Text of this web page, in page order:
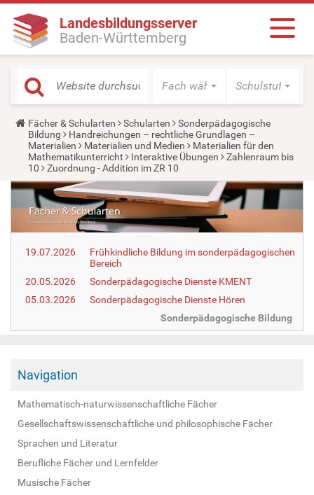
Landesbildungsserver
Baden-Württemberg
Fach wählen Schulstufe
Y
o
u
a
r
e
h
r
e
:
Fächer & Schularten Schularten
Sonderpädagogische
Bildung
Handreichungen – rechtliche Grundlagen –
Materialien
Materialien und Medien
Materialien für den
Mathematikunterricht
Interaktive Übungen
Zahlenraum bis
10
Zuordnung - Addition im ZR 10
19.07.2026
Frühkindliche Bildung im sonderpädagogischen
Bereich
20.05.2026
Sonderpädagogische Dienste KMENT
05.03.2026
Sonderpädagogische Dienste Hören
Sonderpädagogische Bildung
Navigation
Mathematisch-naturwissenschaftliche Fächer
Gesellschaftswissenschaftliche und philosophische Fächer
Sprachen und Literatur
Berufliche Fächer und Lernfelder
Musische Fächer